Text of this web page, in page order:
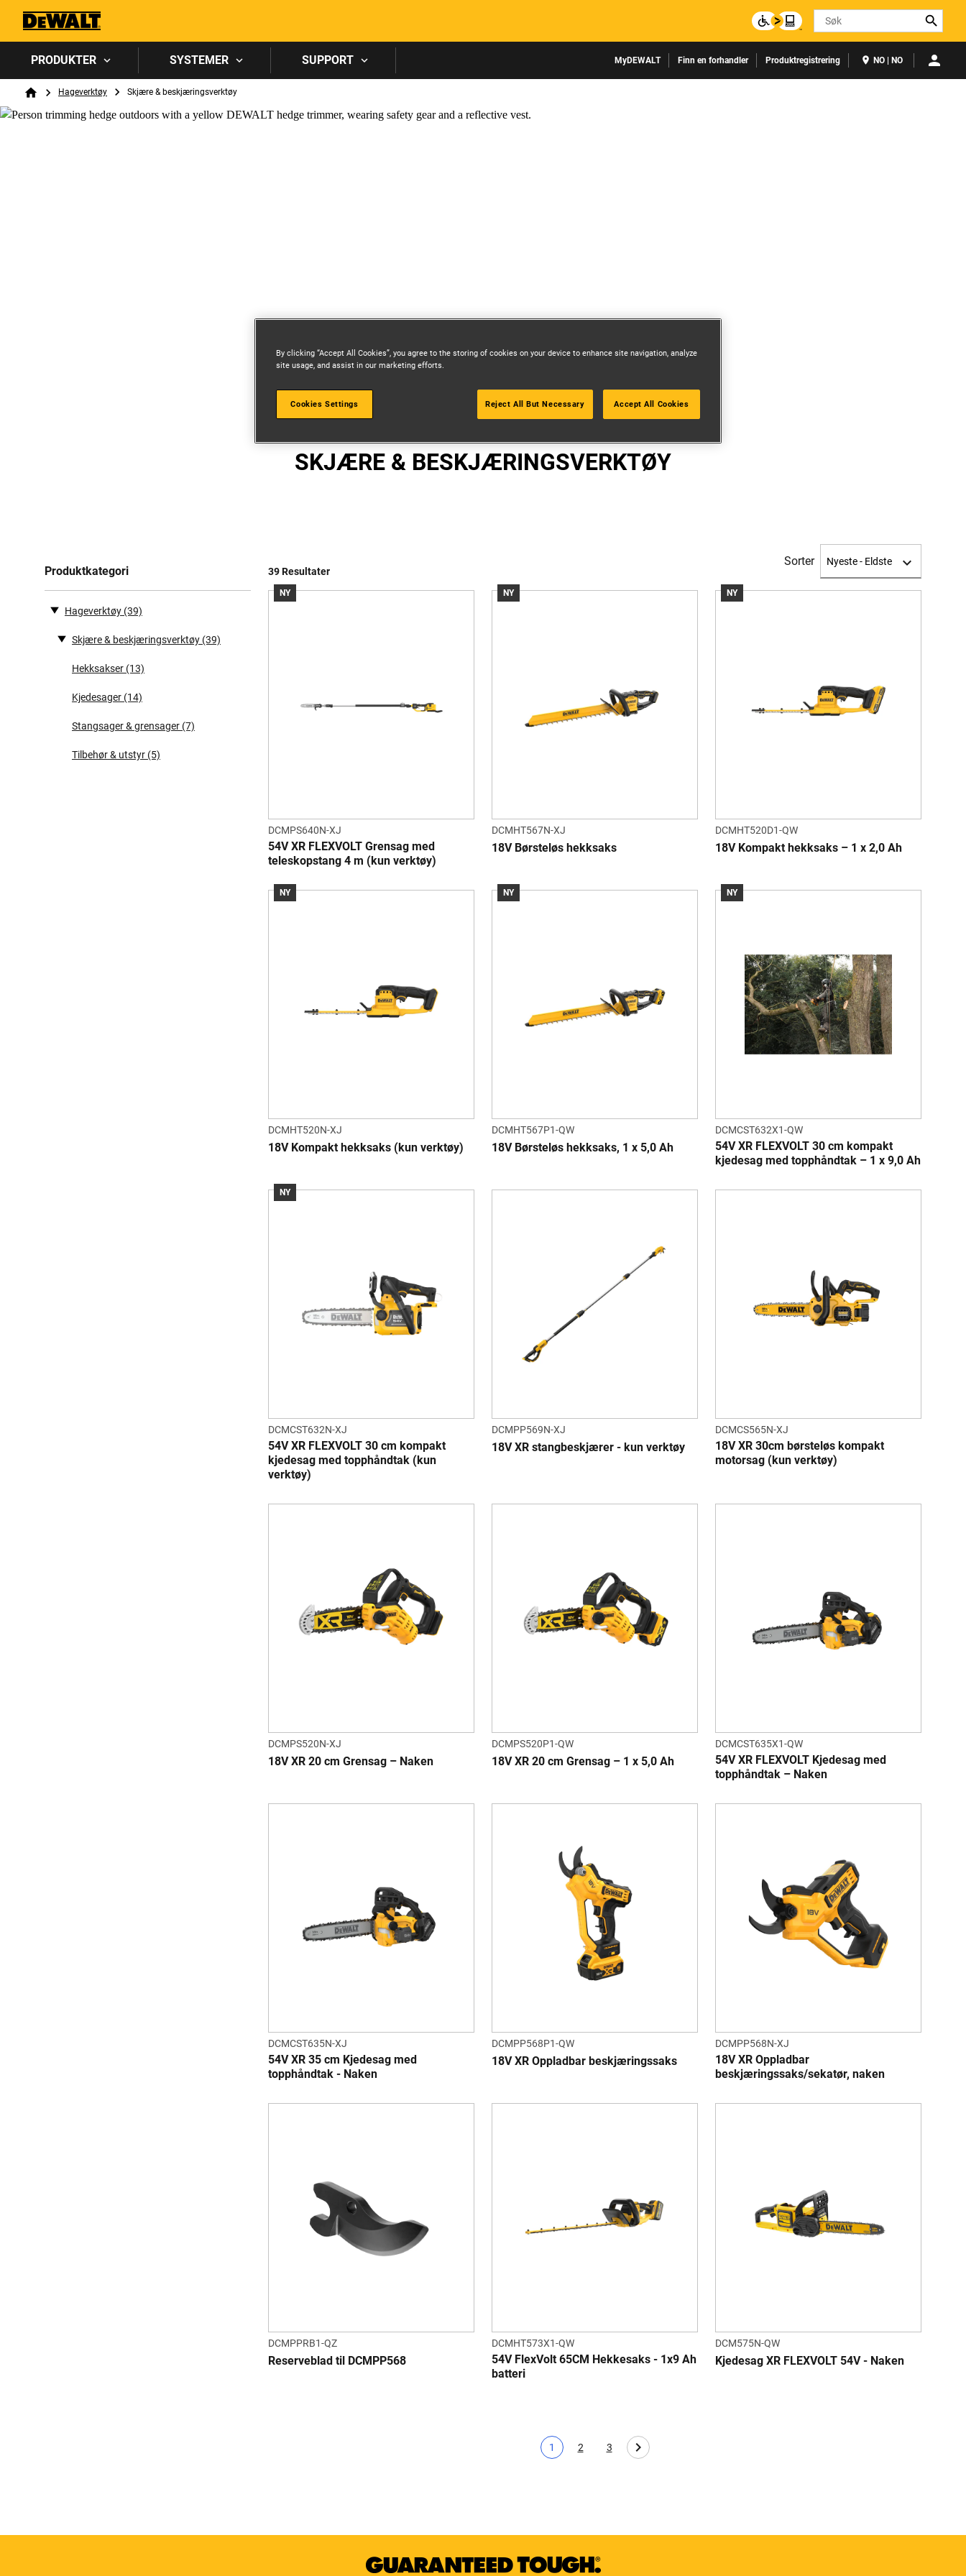
Search
PRODUKTER SYSTEMER SUPPORT MyDEWALT Finn en forhandler Produktregistrering NO | NO
Breadcrumb
HomeHageverktøy Skjære & beskjæringsverktøy
SKJÆRE & BESKJÆRINGSVERKTØY
Produktkategori
Hageverktøy (39)
Skjære & beskjæringsverktøy (39)
Hekksakser (13)
Kjedesager (14)
Stangsager & grensager (7)
Tilbehør & utstyr (5)
39 Resultater
Sorter
NY
DCMPS640N-XJ
54V XR FLEXVOLT Grensag med
teleskopstang 4 m (kun verktøy)
NY
DCMHT567N-XJ
18V Børsteløs hekksaks
NY
DCMHT520D1-QW
18V Kompakt hekksaks – 1 x 2,0 Ah
NY
DCMHT520N-XJ
18V Kompakt hekksaks (kun verktøy)
NY
DCMHT567P1-QW
18V Børsteløs hekksaks, 1 x 5,0 Ah
NY
DCMCST632X1-QW
54V XR FLEXVOLT 30 cm kompakt
kjedesag med topphåndtak – 1 x 9,0 Ah
NY
DCMCST632N-XJ
54V XR FLEXVOLT 30 cm kompakt
kjedesag med topphåndtak (kun
verktøy)
DCMPP569N-XJ
18V XR stangbeskjærer - kun verktøy
DCMCS565N-XJ
18V XR 30cm børsteløs kompakt
motorsag (kun verktøy)
DCMPS520N-XJ
18V XR 20 cm Grensag – Naken
DCMPS520P1-QW
18V XR 20 cm Grensag – 1 x 5,0 Ah
DCMCST635X1-QW
54V XR FLEXVOLT Kjedesag med
topphåndtak – Naken
DCMCST635N-XJ
54V XR 35 cm Kjedesag med
topphåndtak - Naken
DCMPP568P1-QW
18V XR Oppladbar beskjæringssaks
DCMPP568N-XJ
18V XR Oppladbar
beskjæringssaks/sekatør, naken
DCMPPRB1-QZ
Reserveblad til DCMPP568
DCMHT573X1-QW
54V FlexVolt 65CM Hekkesaks - 1x9 Ah
batteri
DCM575N-QW
Kjedesag XR FLEXVOLT 54V - Naken
Nåværende side
1
Page
2
Page
3
By clicking “Accept All Cookies”, you agree to the storing of cookies on your device to enhance site navigation, analyze
site usage, and assist in our marketing efforts.
Cookies Settings Reject All But Necessary Accept All Cookies